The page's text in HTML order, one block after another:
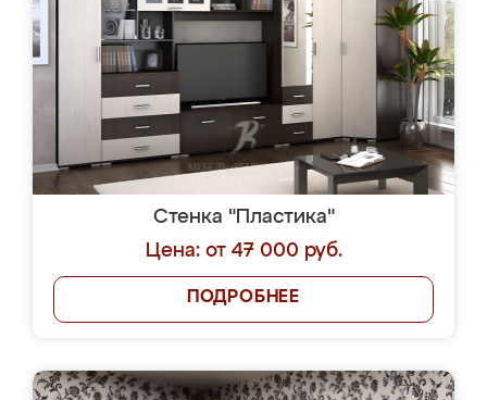
Стенка "Пластика"
Цена: от 47 000 руб.
ПОДРОБНЕЕ